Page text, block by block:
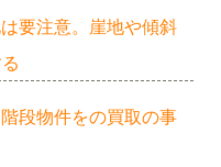
要注意。崖地や傾斜
段物件をの買取の事